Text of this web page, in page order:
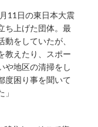
11日の東日本大震
ち上げた団体。最
をしていたが、
教えたり、スポー
や地区の清掃をし
度困り事を聞いて